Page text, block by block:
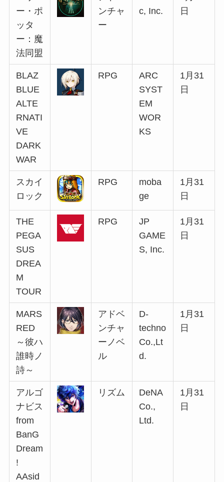
ー・ポ
ッタ
ー：魔
法同盟
ンチャ
ー
c, Inc.
日
BLAZ
BLUE
ALTE
RNATI
VE
DARK
WAR
RPG
ARC
SYST
EM
WOR
KS
1月31
日
スカイ
ロック
RPG
moba
ge
1月31
日
THE
PEGA
SUS
DREA
M
TOUR
RPG
JP
GAME
S, Inc.
1月31
日
MARS
RED
～彼ハ
誰時ノ
詩～
アドベ
ンチャ
ーノベ
ル
D-
techno
Co.,Lt
d.
1月31
日
アルゴ
ナビス
from
BanG
Dream
!
AAsid
リズム
DeNA
Co.,
Ltd.
1月31
日